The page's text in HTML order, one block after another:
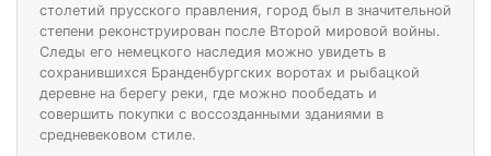
столетий прусского правления, город был в значительной
степени реконструирован после Второй мировой войны.
Следы его немецкого наследия можно увидеть в
сохранившихся Бранденбургских воротах и рыбацкой
деревне на берегу реки, где можно пообедать и
совершить покупки с воссозданными зданиями в
средневековом стиле.